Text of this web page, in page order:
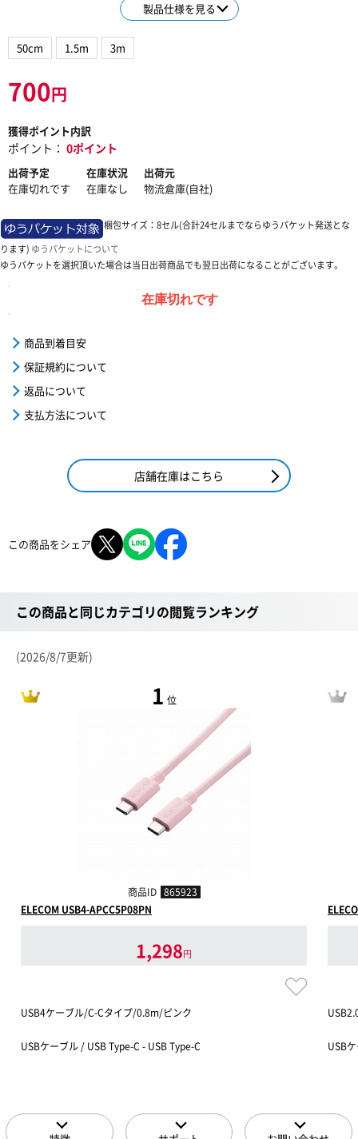
製品仕様を見る
50cm 1.5m 3m
700円
獲得ポイント内訳
ポイント： 0ポイント
出荷予定
在庫切れです
在庫状況
在庫なし
出荷元
物流倉庫(自社)
梱包サイズ：8セル(合計24セルまでならゆうパケット発送とな
ります) ゆうパケットについて
ゆうパケットを選択頂いた場合は当日出荷商品でも翌日出荷になることがございます。
在庫切れです
商品到着目安
保証規約について
返品について
支払方法について
店舗在庫はこちら
この商品をシェア
この商品と同じカテゴリの閲覧ランキング
(2026/8/7更新)
1 位
商品ID 865923
ELECOM USB4-APCC5P08PN
1,298円
USB4ケーブル/C-Cタイプ/0.8m/ピンク
USBケーブル / USB Type-C - USB Type-C USB